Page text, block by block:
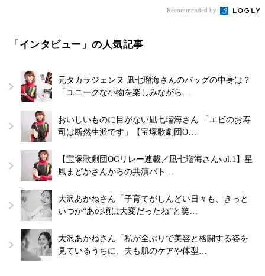
Recommended by
「インタビュー」の人気記事
元タカラジェンヌ 凪七瑠海さんのバッグの中身は？
「ユニークな小物を楽しみながら…
おいしいものに目がない凪七瑠海さん 「エビのお寿
司は断然生派です」【宝塚歌劇団O…
【宝塚歌劇団OGリレー連載／凪七瑠海さんvol.1】星
風まどかさんからの共演バト…
大沢あかねさん「子育てがしんどい日々も、きっと
いつか“あの頃は大変だったね”と笑…
大沢あかねさん「私が全ぶりで美容と格闘する姿を
見ているうちに、夫も肌のケアや体型…